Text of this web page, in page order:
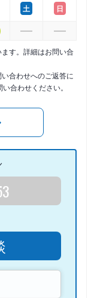
土
日
す。詳細はお問い合
合わせへのご返答に
合わせください。